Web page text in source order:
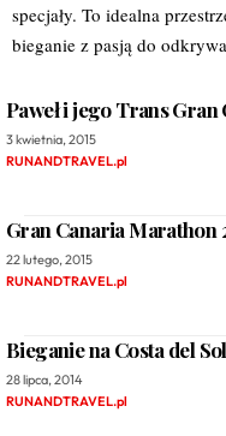
specjały. To idealna
bieganie z pasją do
Paweł i jego Trans Gran
3 kwietnia, 2015
RUNANDTRAVEL.pl
Gran Canaria Marathon
22 lutego, 2015
RUNANDTRAVEL.pl
Bieganie na Costa del
28 lipca, 2014
RUNANDTRAVEL.pl